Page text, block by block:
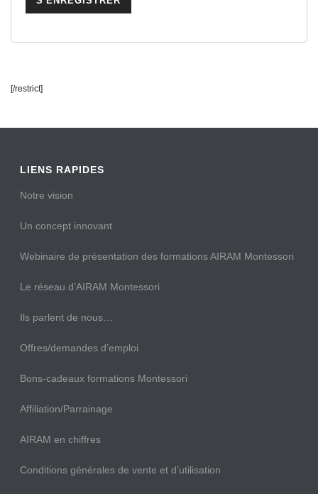
[/restrict]
LIENS RAPIDES
Notre vision
Un concept innovant
Webinaire de présentation des formations AIRAM Montessori
Le réseau d’AIRAM Montessori
Ils parlent de nous…
Offres/demandes d’emploi
Bons-cadeaux formations Montessori
Affiliation/Parrainage
AIRAM en chiffres
Conditions générales de vente et d’utilisation